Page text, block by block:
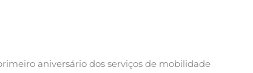
aniversário dos serviços de mobilidade